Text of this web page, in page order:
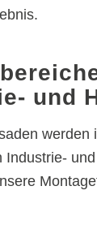
und
werden
Industrie-